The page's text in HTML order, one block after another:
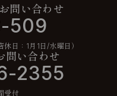
問い合わせ
509
日：1月1日/水曜日）
い合わせ
2355
受付